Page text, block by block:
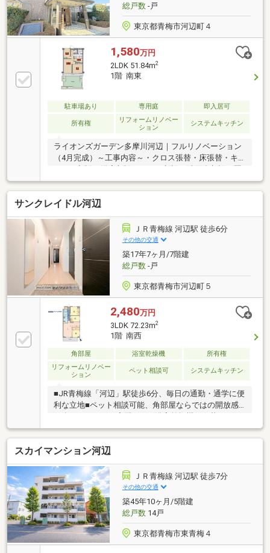
総戸数-戸
東京都青梅市河辺町４
1,580万円
2LDK 51.84m2
1階 南東
駐車場あり 専用庭 即入居可
所有権
リフォームリノベー
ション
システムキッチン
ライオンズガーデン多摩川河辺｜フルリノベーション
（4月完成）～工事内容～・クロス張替・床張替・キ
ッチン新設・浴室新設・トイレ新設・洗面台新設・照
明、建具新品交換・室内干新設・エアコン新品・庭造
作(人工芝)・ハウスクリーニング等河辺駅から近い好
立地に生まれ変る庭付きフルリノベ住戸。27㎡の広々
専用庭＋テラスは、ガーデニングやお子様の遊び場、
休日のくつろぎ空間としても活躍します。オートロッ
ク・エレベーター完備で安心と快適さを確保。さら
に、管理費等が抑えめなのも、長く住むうえで嬉しい
ポイントです！諸条件ご相談可能となりますので、お
問合せお待ちしております♪
サンクレイドル河辺
ＪＲ青梅線 河辺駅 徒歩6分
その他の交通
築17年7ヶ月/7階建
総戸数-戸
東京都青梅市河辺町５
2,480万円
3LDK 72.23m2
1階 南西
角部屋 浴室乾燥機
所有権
リフォームリノベー
ション
ペット相談可 システムキッチン
■JR青梅線「河辺」駅徒歩6分、毎日の通勤・通学に便
利な立地■ペット相談可能、角部屋ならではの開放感
支える設備が充実□専有面積72㎡超、ゆとりある住空
間で快適な新生活資料請求やご内覧予約はお気軽にお
問合せください。
スカイマンション河辺
ＪＲ青梅線 河辺駅 徒歩7分
その他の交通
築45年10ヶ月/5階建
総戸数14戸
東京都青梅市東青梅４